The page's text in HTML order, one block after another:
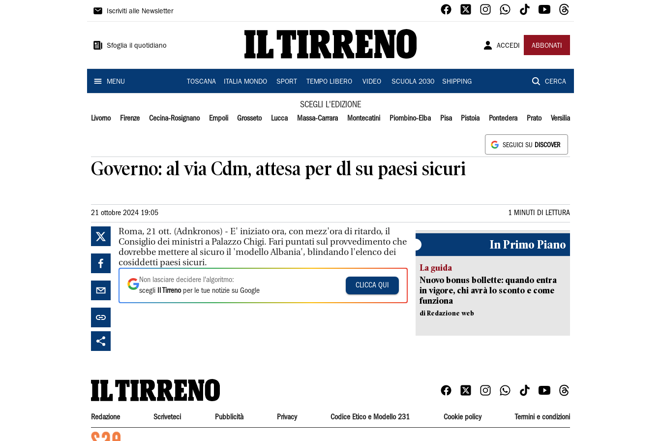
Il
Iscriviti alle Newsletter
Sfoglia il quotidiano ACCEDI ABBONATI
MENU TOSCANA ITALIA MONDO SPORT TEMPO LIBERO VIDEO SCUOLA 2030 SHIPPING CERCA
SCEGLI L'EDIZIONE
Livorno Firenze Cecina-Rosignano Empoli Grosseto Lucca Massa-Carrara Montecatini Piombino-Elba Pisa Pistoia Pontedera Prato Versilia
SEGUICI SU DISCOVER
Governo: al via Cdm, attesa per dl su paesi sicuri
21 ottobre 2024 19:05 1 MINUTI DI LETTURA
Roma, 21 ott. (Adnkronos) - E' iniziato ora, con mezz'ora di ritardo, il
Consiglio dei ministri a Palazzo Chigi. Fari puntati sul provvedimento che
dovrebbe mettere al sicuro il 'modello Albania', blindando l'elenco dei
cosiddetti paesi sicuri.
Non lasciare decidere l'algoritmo:
scegli
Il Tirrenoper le tue notizie su Google
CLICCA QUI
In Primo Piano
La guida
Nuovo bonus bollette: quando entra
in vigore, chi avrà lo sconto e come
funziona
di Redazione web
Redazione Scriveteci Pubblicità Privacy Codice Etico e Modello 231 Cookie policy Termini e condizioni